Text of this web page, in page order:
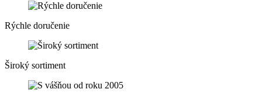
Rýchle doručenie
Široký sortiment